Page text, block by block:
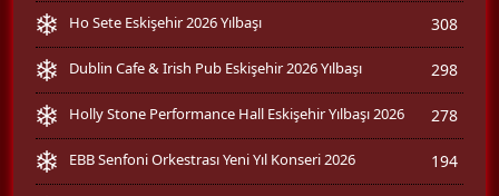
Ho Sete Eskişehir 2026 Yılbaşı 308
Dublin Cafe & Irish Pub Eskişehir 2026 Yılbaşı 298
Holly Stone Performance Hall Eskişehir Yılbaşı 2026 278
EBB Senfoni Orkestrası Yeni Yıl Konseri 2026 194